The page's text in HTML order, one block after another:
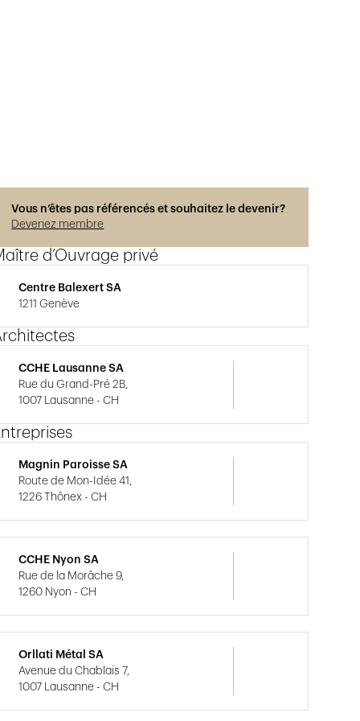
Vous n’êtes pas référencés et souhaitez le devenir?
Devenez membre
d’Ouvrage privé
Centre Balexert SA
1211 Genève
CCHE Lausanne SA
Rue du Grand-Pré 2B,
1007 Lausanne - CH
Magnin Paroisse SA
Route de Mon-Idée 41,
1226 Thônex - CH
CCHE Nyon SA
Rue de la Morâche 9,
1260 Nyon - CH
Orllati Métal SA
Avenue du Chablais 7,
1007 Lausanne - CH